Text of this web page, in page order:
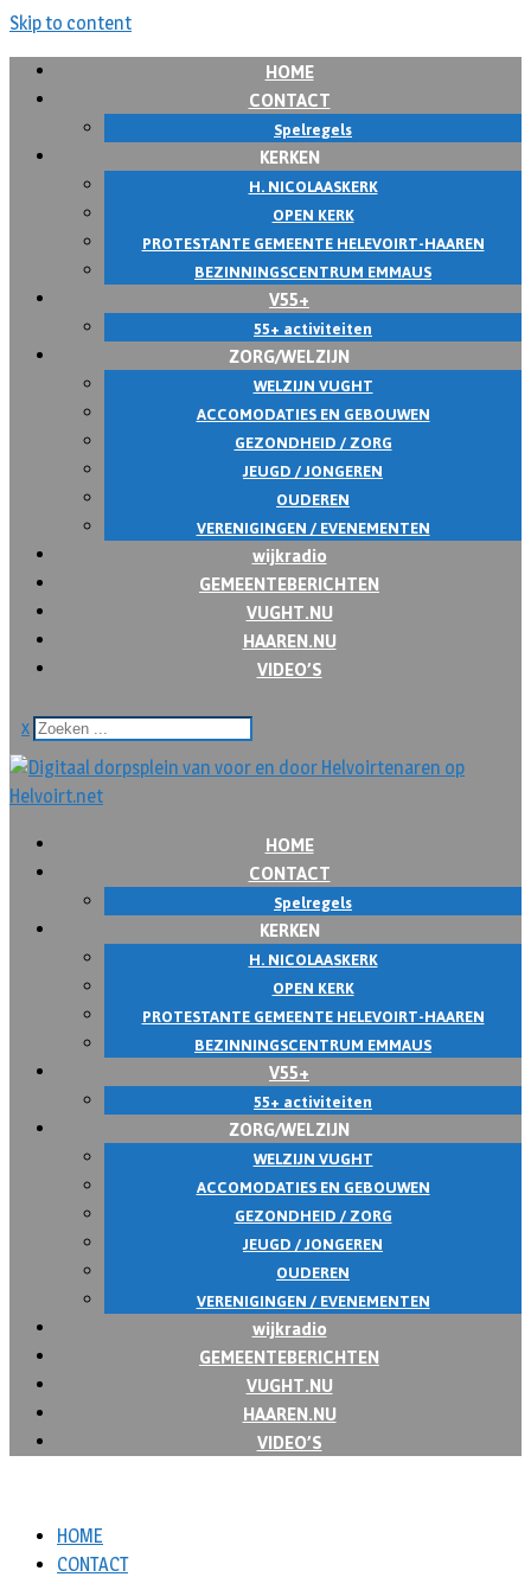
Skip to content
HOME
CONTACT
Spelregels
KERKEN
H. NICOLAASKERK
OPEN KERK
PROTESTANTE GEMEENTE HELEVOIRT-HAAREN
BEZINNINGSCENTRUM EMMAUS
V55+
55+ activiteiten
ZORG/WELZIJN
WELZIJN VUGHT
ACCOMODATIES EN GEBOUWEN
GEZONDHEID / ZORG
JEUGD / JONGEREN
OUDEREN
VERENIGINGEN / EVENEMENTEN
wijkradio
GEMEENTEBERICHTEN
VUGHT.NU
HAAREN.NU
VIDEO’S
x
HOME
CONTACT
Spelregels
KERKEN
H. NICOLAASKERK
OPEN KERK
PROTESTANTE GEMEENTE HELEVOIRT-HAAREN
BEZINNINGSCENTRUM EMMAUS
V55+
55+ activiteiten
ZORG/WELZIJN
WELZIJN VUGHT
ACCOMODATIES EN GEBOUWEN
GEZONDHEID / ZORG
JEUGD / JONGEREN
OUDEREN
VERENIGINGEN / EVENEMENTEN
wijkradio
GEMEENTEBERICHTEN
VUGHT.NU
HAAREN.NU
VIDEO’S
HOME
CONTACT